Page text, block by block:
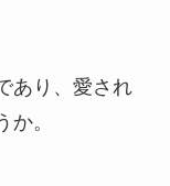
あり、愛され
。